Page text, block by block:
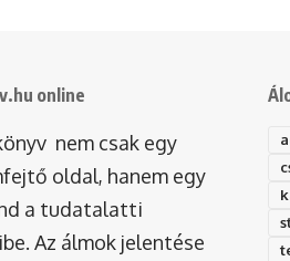
online
nem csak egy
oldal, hanem egy
a tudatalatti
Az álmok jelentése